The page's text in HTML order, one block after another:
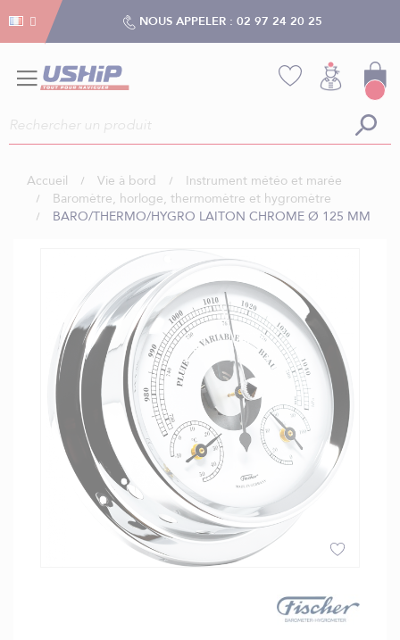
NOUS APPELER : 02 97 24 20 25
Accueil Vie à bord
Instrument météo et marée
Baromètre, horloge, thermomètre et hygromètre
BARO/THERMO/HYGRO LAITON CHROME Ø 125 MM
images
gallery
Gestion des cookies
Gestion des cookies